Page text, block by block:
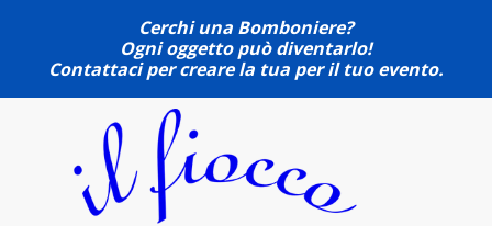
Cerchi una Bomboniere?
Ogni oggetto può diventarlo!
Contattaci per creare la tua per il tuo evento.